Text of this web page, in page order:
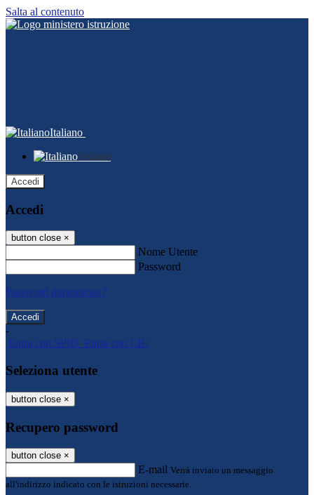
Salta al contenuto
Italiano
Italiano
Accedi
Accedi
button close ×
Nome Utente
Password
Password dimenticata?
-
Entra con SPID Entra con CIE
Seleziona utente
button close ×
Recupero password
button close ×
E-mail Verrà inviato un messaggio
all'indirizzo indicato con le istruzioni necessarie.